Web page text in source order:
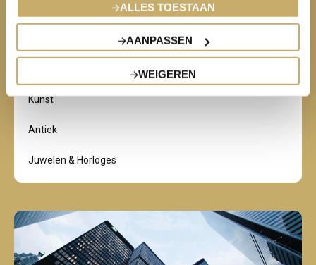
ALLES TOESTAAN
AANPASSEN
WEIGEREN
KUNST & KOSTBAARHEDEN
Kunst
Antiek
Juwelen & Horloges